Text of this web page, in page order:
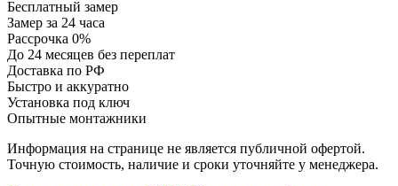
Бесплатный замер
Замер за 24 часа
Рассрочка 0%
До 24 месяцев без переплат
Доставка по РФ
Быстро и аккуратно
Установка под ключ
Опытные монтажники
Информация на странице не является публичной офертой.
Точную стоимость, наличие и сроки уточняйте у менеджера.